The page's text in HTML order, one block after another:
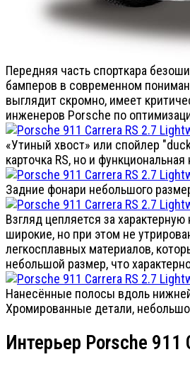
Передняя часть спорткара
бамперов в современном
выглядит скромно, имеет
инженеров Porsche по
«Утиный хвост» или спойлер
карточка RS, но и
Задние фонари небольшого
Взгляд цепляется за
широкие, но при этом не
легкосплавных материалов,
небольшой размер, что
Нанесённые полосы вдоль
Хромированные детали,
Интерьер Porsche 911